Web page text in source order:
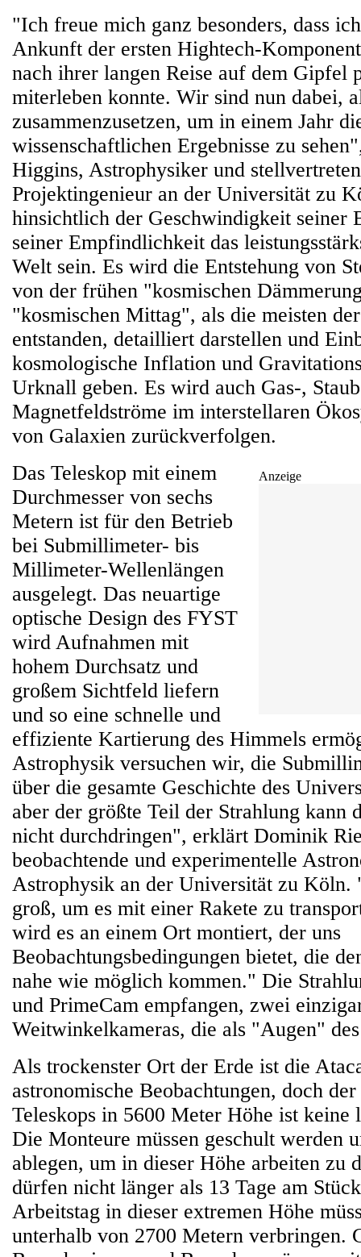
"Ich freue mich ganz besonders, dass
Ankunft der ersten Hightech-
nach ihrer langen Reise auf dem Gipfel
miterleben konnte. Wir sind nun dabei,
zusammenzusetzen, um in einem Jahr
wissenschaftlichen Ergebnisse zu
Higgins, Astrophysiker und
Projektingenieur an der Universität zu
hinsichtlich der Geschwindigkeit seiner
seiner Empfindlichkeit das
Welt sein. Es wird die Entstehung von
von der frühen "kosmischen
"kosmischen Mittag", als die meisten
entstanden, detailliert darstellen und
kosmologische Inflation und
Urknall geben. Es wird auch Gas-,
Magnetfeldströme im interstellaren
von Galaxien zurückverfolgen.
Anzeige
Das Teleskop mit einem
Durchmesser von sechs
Metern ist für den Betrieb
bei Submillimeter- bis
Millimeter-Wellenlängen
ausgelegt. Das neuartige
optische Design des FYST
wird Aufnahmen mit
hohem Durchsatz und
großem Sichtfeld liefern
und so eine schnelle und
effiziente Kartierung des Himmels
Astrophysik versuchen wir, die
über die gesamte Geschichte des
aber der größte Teil der Strahlung kann
nicht durchdringen", erklärt Dominik
beobachtende und experimentelle
Astrophysik an der Universität zu Köln.
groß, um es mit einer Rakete zu
wird es an einem Ort montiert, der uns
Beobachtungsbedingungen bietet, die
nahe wie möglich kommen." Die
und PrimeCam empfangen, zwei
Weitwinkelkameras, die als "Augen"
Als trockenster Ort der Erde ist die
astronomische Beobachtungen, doch
Teleskops in 5600 Meter Höhe ist keine
Die Monteure müssen geschult werden
ablegen, um in dieser Höhe arbeiten zu
dürfen nicht länger als 13 Tage am
Arbeitstag in dieser extremen Höhe
unterhalb von 2700 Metern verbringen.